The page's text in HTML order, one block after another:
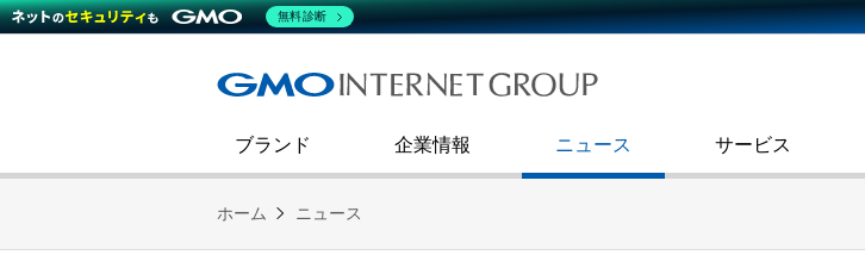
ブランド
企業情報
会社概要
社史
ニュース
技術ブログ
サービス
インターネットセキュリティ事業
コミュニケーション
ダイバーシティ＆インクルージョン
熊谷正寿が語るグループ成長戦略・
財務・業績
よくあるご質問
第二新卒採用
ホーム ニュース
無料診断